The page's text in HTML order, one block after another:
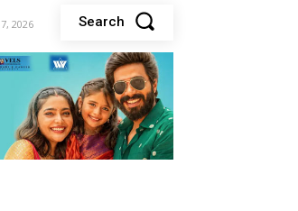
2026 Search